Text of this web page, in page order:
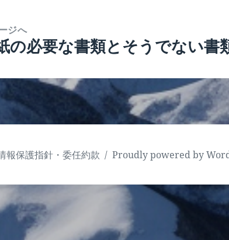
ジへ
の必要な書類とそうでない書
報保護指針・委任約款 Proudly powered by